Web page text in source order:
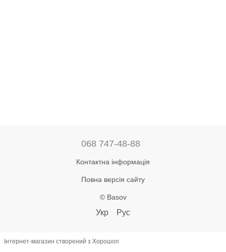
068 747-48-88
Контактна інформація
Повна версія сайту
© Basov
Укр Рус
Інтернет-магазин створений з Хорошоп